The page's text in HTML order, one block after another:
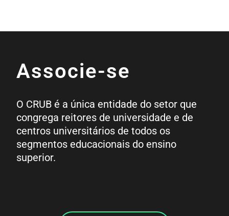
Associe-se
O CRUB é a única entidade do setor que
congrega reitores de universidade e de
centros universitários de todos os
segmentos educacionais do ensino
superior.